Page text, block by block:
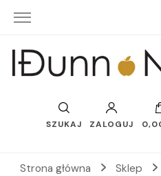
Idunn-Naturals
SZUKAJ ZALOGUJ
Strona główna Sklep